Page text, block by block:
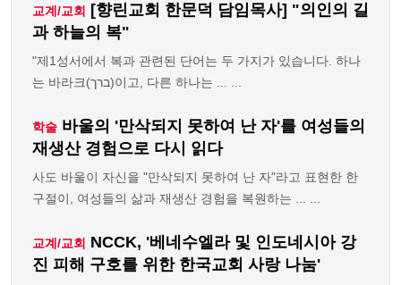
교계/교회
[향린교회 한문덕 담임목사] "의인의 길
과 하늘의 복"
"제1성서에서 복과 관련된 단어는 두 가지가 있습니다. 하나
는 바라크(ברך)이고, 다른 하나는 ... ...
학술 바울의 '만삭되지 못하여 난 자'를 여성들의
재생산 경험으로 다시 읽다
사도 바울이 자신을 "만삭되지 못하여 난 자"라고 표현한 한
구절이, 여성들의 삶과 재생산 경험을 복원하는 ... ...
교계/교회 NCCK, '베네수엘라 및 인도네시아 강
진 피해 구호를 위한 한국교회 사랑 나눔'